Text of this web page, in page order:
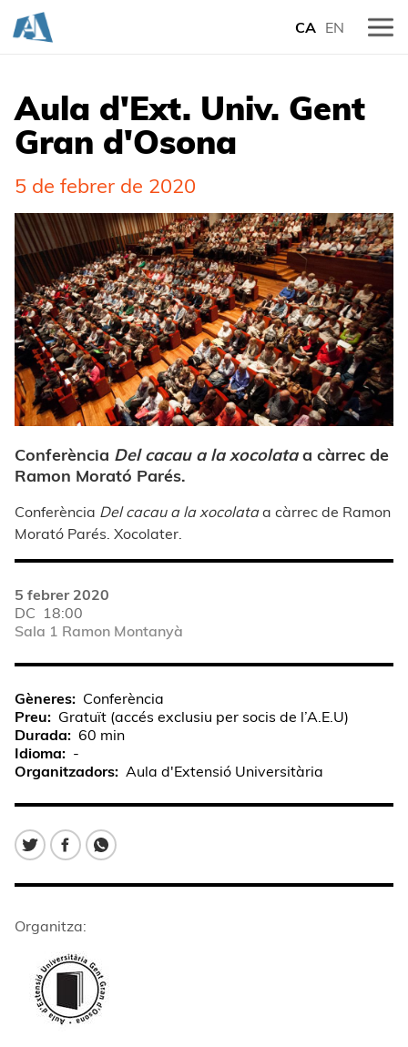
CA EN
Aula d'Ext. Univ. Gent
Gran d'Osona
5 de febrer de 2020
Conferència Del cacau a la xocolataa càrrec de
Ramon Morató Parés.
Conferència Del cacau a la xocolataa càrrec de Ramon
Morató Parés. Xocolater.
5 febrer 2020
DC 18:00
Sala 1 Ramon Montanyà
Gèneres
Conferència
Preu
Gratuït (accés exclusiu per socis de l’A.E.U)
Durada
60 min
Idioma
-
Organitzadors
Aula d'Extensió Universitària
Organitza